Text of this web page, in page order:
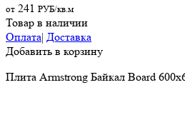
от 241 РУБ/кв.м
Товар в наличии
Оплата| Доставка
Добавить в корзину
Плита Armstrong Байкал Board